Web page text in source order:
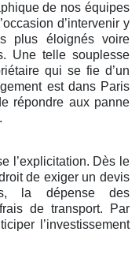
de nos équipes
d’intervenir y
plus éloignés voire
Une telle souplesse
qui se fie d’un
est dans Paris
répondre aux panne
l’explicitation. Dès le
de exiger un devis
la dépense des
de transport. Par
l’investissement